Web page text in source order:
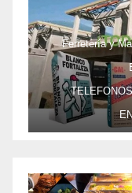
Ferretería y